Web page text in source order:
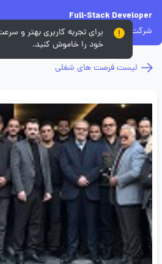
Full-Stack Developer
شرکت بهپرداز جهان
لیست فرصت های شغلی
خود را خاموش کنید.